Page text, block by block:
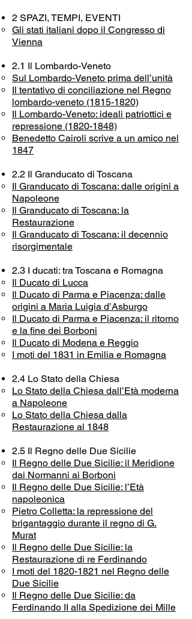
2 SPAZI, TEMPI, EVENTI
Gli stati italiani dopo il Congresso di
Vienna
2.1 Il Lombardo-Veneto
Sul Lombardo-Veneto prima dell’unità
Il tentativo di conciliazione nel Regno
lombardo-veneto (1815-1820)
Il Lombardo-Veneto: ideali patriottici e
repressione (1820-1848)
Benedetto Cairoli scrive a un amico nel
1847
2.2 Il Granducato di Toscana
Il Granducato di Toscana: dalle origini a
Napoleone
Il Granducato di Toscana: la
Restaurazione
Il Granducato di Toscana: il decennio
risorgimentale
2.3 I ducati: tra Toscana e Romagna
Il Ducato di Lucca
Il Ducato di Parma e Piacenza: dalle
origini a Maria Luigia d’Asburgo
Il Ducato di Parma e Piacenza: il ritorno
e la fine dei Borboni
Il Ducato di Modena e Reggio
I moti del 1831 in Emilia e Romagna
2.4 Lo Stato della Chiesa
Lo Stato della Chiesa dall’Età moderna
a Napoleone
Lo Stato della Chiesa dalla
Restaurazione al 1848
2.5 Il Regno delle Due Sicilie
Il Regno delle Due Sicilie: il Meridione
dai Normanni ai Borboni
Il Regno delle Due Sicilie: l’Età
napoleonica
Pietro Colletta: la repressione del
brigantaggio durante il regno di G.
Murat
Il Regno delle Due Sicilie: la
Restaurazione di re Ferdinando
I moti del 1820-1821 nel Regno delle
Due Sicilie
Il Regno delle Due Sicilie: da
Ferdinando II alla Spedizione dei Mille